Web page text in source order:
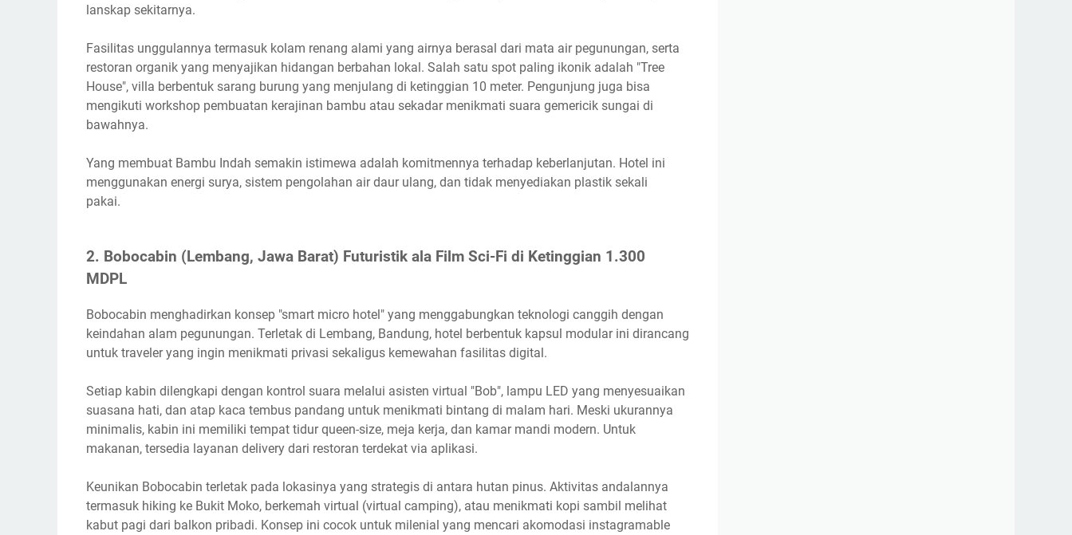
lanskap sekitarnya.
Fasilitas unggulannya termasuk kolam renang alami yang airnya berasal dari mata air pegunungan, serta
restoran organik yang menyajikan hidangan berbahan lokal. Salah satu spot paling ikonik adalah "Tree
House", villa berbentuk sarang burung yang menjulang di ketinggian 10 meter. Pengunjung juga bisa
mengikuti workshop pembuatan kerajinan bambu atau sekadar menikmati suara gemericik sungai di
bawahnya.
Yang membuat Bambu Indah semakin istimewa adalah komitmennya terhadap keberlanjutan. Hotel ini
menggunakan energi surya, sistem pengolahan air daur ulang, dan tidak menyediakan plastik sekali
pakai.
2. Bobocabin (Lembang, Jawa Barat) Futuristik ala Film Sci-Fi di Ketinggian 1.300
MDPL
Bobocabin menghadirkan konsep "smart micro hotel" yang menggabungkan teknologi canggih dengan
keindahan alam pegunungan. Terletak di Lembang, Bandung, hotel berbentuk kapsul modular ini dirancang
untuk traveler yang ingin menikmati privasi sekaligus kemewahan fasilitas digital.
Setiap kabin dilengkapi dengan kontrol suara melalui asisten virtual "Bob", lampu LED yang menyesuaikan
suasana hati, dan atap kaca tembus pandang untuk menikmati bintang di malam hari. Meski ukurannya
minimalis, kabin ini memiliki tempat tidur queen-size, meja kerja, dan kamar mandi modern. Untuk
makanan, tersedia layanan delivery dari restoran terdekat via aplikasi.
Keunikan Bobocabin terletak pada lokasinya yang strategis di antara hutan pinus. Aktivitas andalannya
termasuk hiking ke Bukit Moko, berkemah virtual (virtual camping), atau menikmati kopi sambil melihat
kabut pagi dari balkon pribadi. Konsep ini cocok untuk milenial yang mencari akomodasi instagramable